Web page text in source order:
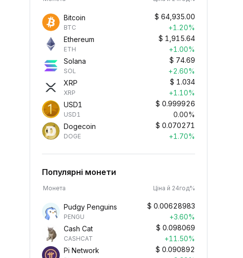
Bitcoin
BTC
$ 64,935.00
+1.20%
Ethereum
ETH
$ 1,915.64
+1.00%
Solana
SOL
$ 74.69
+2.60%
XRP
XRP
$ 1.034
+1.10%
USD1
USD1
$ 0.999926
0.00%
Dogecoin
DOGE
$ 0.070271
+1.70%
Популярні монети
Монета Ціна й 24год%
Pudgy Penguins
PENGU
$ 0.00628983
+3.60%
Cash Cat
CASHCAT
$ 0.098069
+11.50%
Pi Network
$ 0.090892